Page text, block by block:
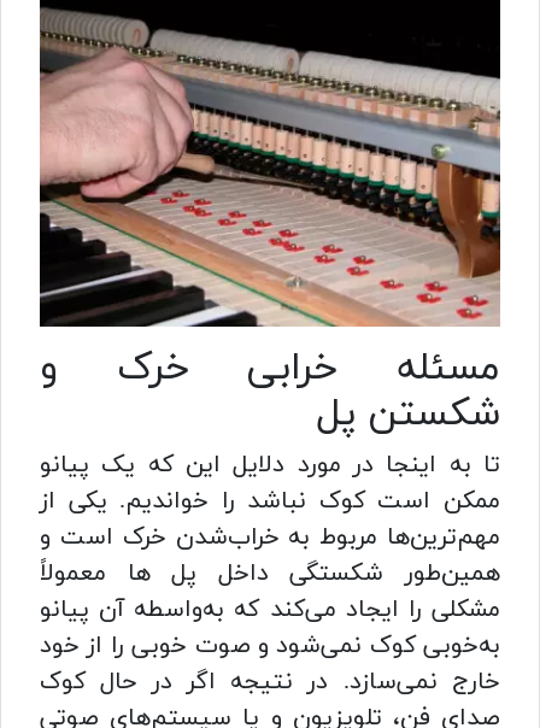
مسئله خرابی خرک و
شکستن پل
تا به اینجا در مورد دلایل این که یک پیانو
ممکن است کوک نباشد را خواندیم. یکی از
مهم‌ترین‌ها مربوط به خراب‌شدن خرک است و
همین‌طور شکستگی داخل پل ها معمولاً
مشکلی را ایجاد می‌کند که به‌واسطه آن پیانو
به‌خوبی کوک نمی‌شود و صوت خوبی را از خود
خارج نمی‌سازد. در نتیجه اگر در حال کوک
صدای فن، تلویزیون و یا سیستم‌های صوتی